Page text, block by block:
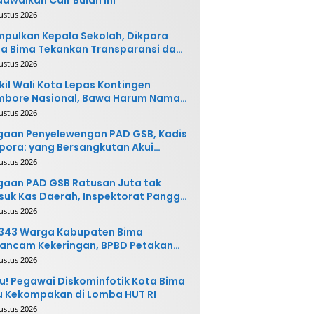
2026
Kepala Sekolah, Dikpora
Bima Tekankan Transparansi dan
2026
Wali Kota Lepas Kontingen
Nasional, Bawa Harum Nama
Bima
2026
Penyelewengan PAD GSB, Kadis
yang Bersangkutan Akui
dan Siap
2026
PAD GSB Ratusan Juta tak
Kas Daerah, Inspektorat Panggil
Terkait
2026
Warga Kabupaten Bima
Kekeringan, BPBD Petakan
Rawan
2026
Pegawai Diskominfotik Kota Bima
Kekompakan di Lomba HUT RI
2026